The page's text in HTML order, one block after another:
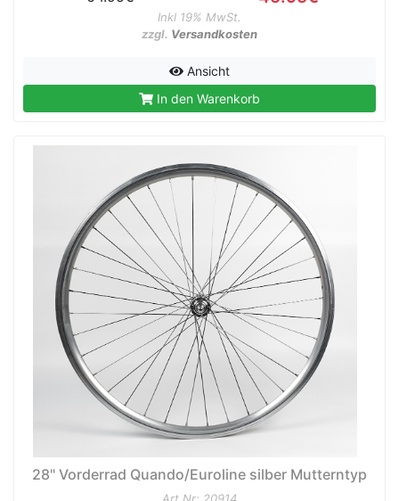
Inkl 19% MwSt.
zzgl. Versandkosten
Ansicht
In den Warenkorb
28" Vorderrad Quando/Euroline silber Mutterntyp